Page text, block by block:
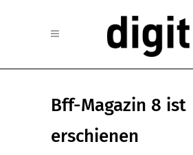
Bff-Magazin 8 ist
erschienen